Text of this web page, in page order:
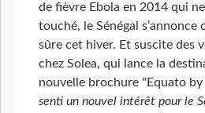
de fièvre Ebola en 2014 qui
touché, le Sénégal s’annonce
sûre cet hiver. Et suscite des
chez Solea, qui lance la
nouvelle brochure "Equato by
senti un nouvel intérêt pour le